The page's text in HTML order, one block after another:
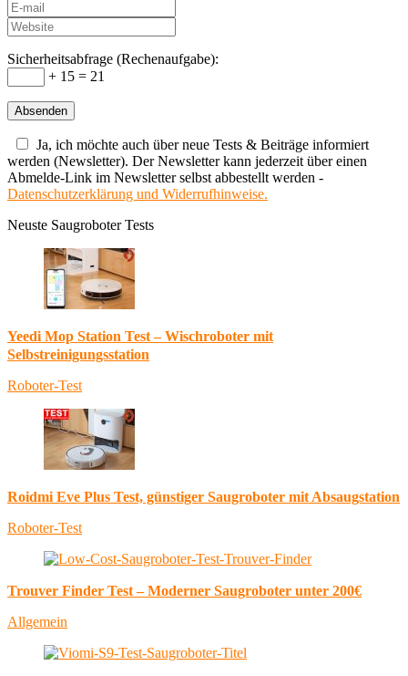
Sicherheitsabfrage (Rechenaufgabe):
+ 15 = 21
Ja, ich möchte auch über neue Tests & Beiträge informiert
werden (Newsletter). Der Newsletter kann jederzeit über einen
Abmelde-Link im Newsletter selbst abbestellt werden -
Datenschutzerklärung und Widerrufhinweise.
Neuste Saugroboter Tests
Yeedi Mop Station Test – Wischroboter mit
Selbstreinigungsstation
Roboter-Test
Roidmi Eve Plus Test, günstiger Saugroboter mit Absaugstation
Roboter-Test
Trouver Finder Test – Moderner Saugroboter unter 200€
Allgemein